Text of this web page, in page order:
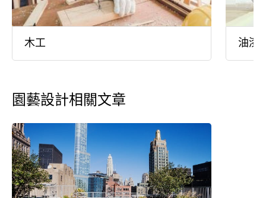
木工 油漆
園藝設計相關文章